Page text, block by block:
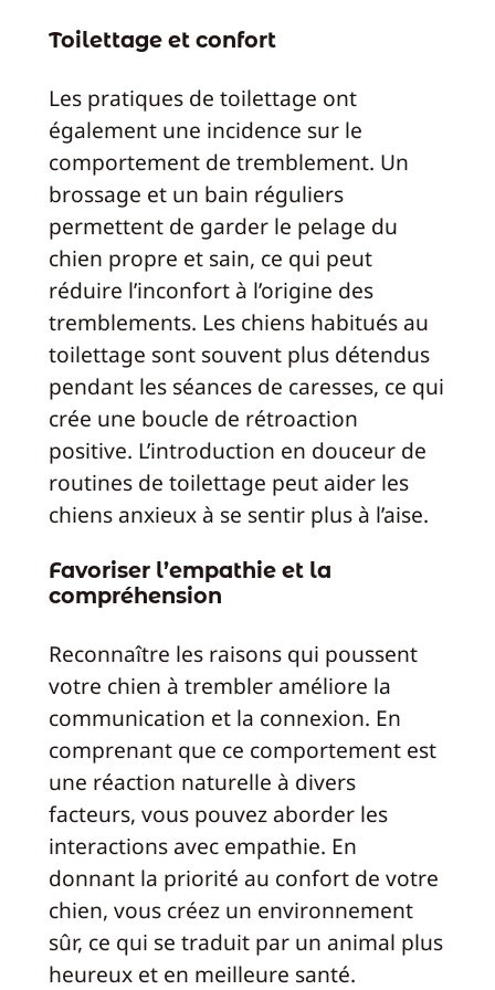
Toilettage et confort
Les pratiques de toilettage ont
également une incidence sur le
comportement de tremblement. Un
brossage et un bain réguliers
permettent de garder le pelage du
chien propre et sain, ce qui peut
réduire l’inconfort à l’origine des
tremblements. Les chiens habitués au
toilettage sont souvent plus détendus
pendant les séances de caresses, ce qui
crée une boucle de rétroaction
positive. L’introduction en douceur de
routines de toilettage peut aider les
chiens anxieux à se sentir plus à l’aise.
Favoriser l’empathie et la
compréhension
Reconnaître les raisons qui poussent
votre chien à trembler améliore la
communication et la connexion. En
comprenant que ce comportement est
une réaction naturelle à divers
facteurs, vous pouvez aborder les
interactions avec empathie. En
donnant la priorité au confort de votre
chien, vous créez un environnement
sûr, ce qui se traduit par un animal plus
heureux et en meilleure santé.